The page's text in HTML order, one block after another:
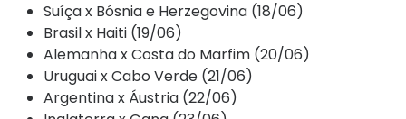
Suíça x Bósnia e Herzegovina (18/06)
Brasil x Haiti (19/06)
Alemanha x Costa do Marfim (20/06)
Uruguai x Cabo Verde (21/06)
Argentina x Áustria (22/06)